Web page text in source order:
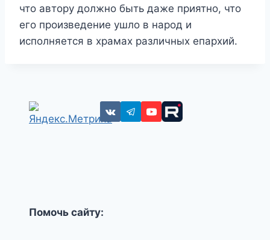
что автору должно быть даже приятно, что
его произведение ушло в народ и
исполняется в храмах различных епархий.
Помочь сайту: